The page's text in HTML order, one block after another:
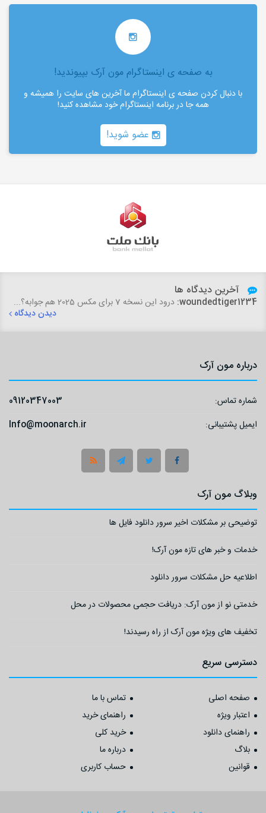
به صفحه ی اینستاگرام مون آرک بپیوندید!
با دنبال کردن صفحه ی اینستاگرام ما آخرین های سایت را همیشه و
همه جا در برنامه اینستاگرام خود مشاهده کنید!
عضو شوید!
آخرین دیدگاه ها
woundedtiger1234: درود این نسخه 7 برای مکس 2025 هم جوابه؟...
دیدن دیدگاه
درباره مون آرک
شماره تماس:
09120347003
ایمیل پشتیبانی:
Info@moonarch.ir
وبلاگ مون آرک
توضیحی بر مشکلات اخیر سرور دانلود فایل ها
خدمات و خبر های تازه مون آرک!
اطلاعیه حل مشکلات سرور دانلود
خدمتی نو از مون آرک: دریافت حجمی محصولات در محل
تخفیف های ویژه مون آرک از راه رسیدند!
دسترسی سریع
صفحه اصلی
تماس با ما
اعتبار ویژه
راهنمای خرید
راهنمای دانلود
خرید کلی
بلاگ
درباره ما
قوانین
حساب کاربری